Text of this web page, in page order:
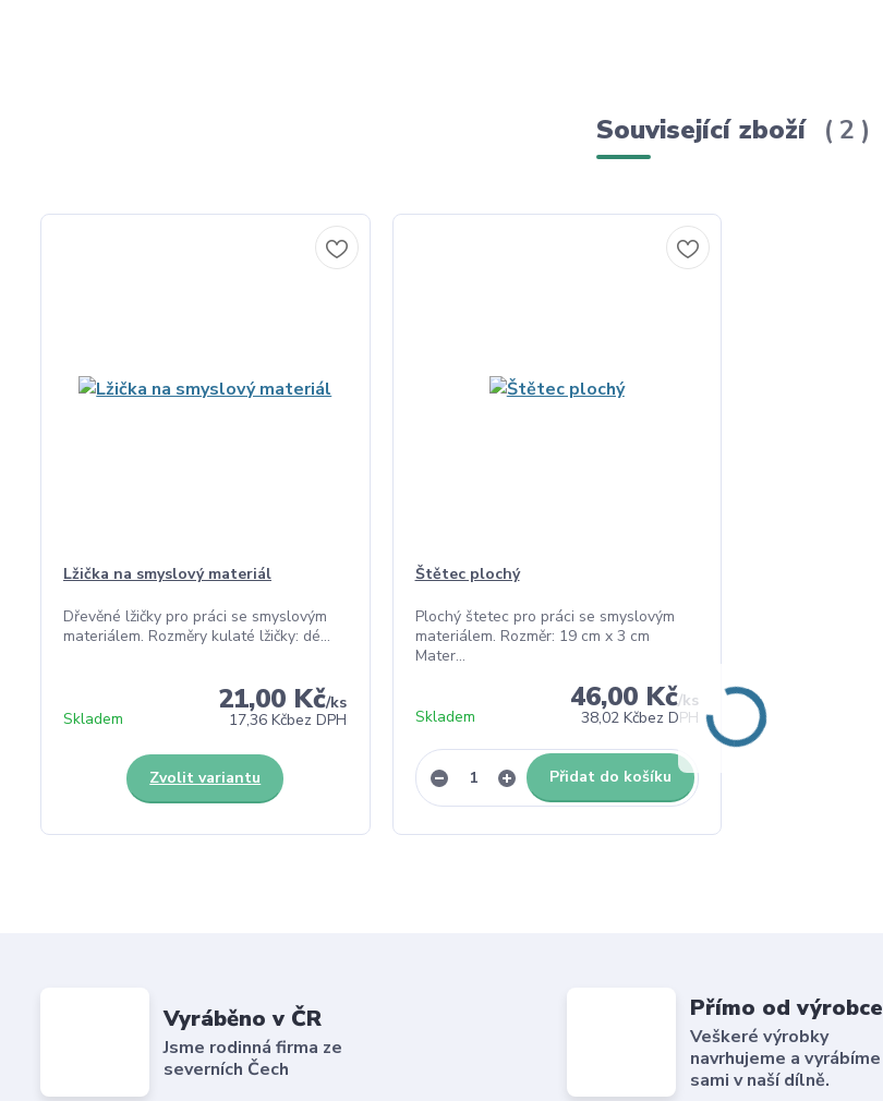
Související zboží 2
Lžička na smyslový materiál
Dřevěné lžičky pro práci se smyslovým
materiálem. Rozměry kulaté lžičky: dé...
21,00 Kč/ks
17,36 Kčbez DPH
Skladem
Zvolit variantu
Štětec plochý
Plochý štetec pro práci se smyslovým
materiálem. Rozměr: 19 cm x 3 cm
Mater...
46,00 Kč/ks
38,02 Kčbez DPH
Skladem
Přidat do košíku
Vyráběno v ČR
Jsme rodinná firma ze
severních Čech
Přímo od výrobce
Veškeré výrobky
navrhujeme a vyrábíme
sami v naší dílně.